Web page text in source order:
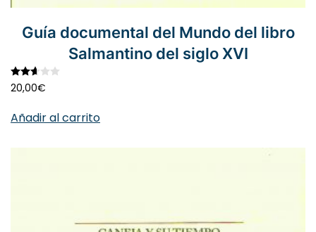
Guía documental del Mundo del libro
Salmantino del siglo XVI
20,00€
Añadir al carrito